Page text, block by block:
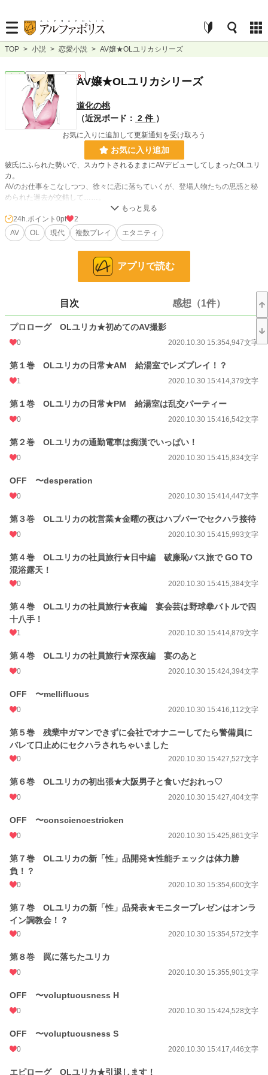
TOP > 小説 > 恋愛小説 > AV嬢★OLユリカシリーズ
完結 長編 R18AV嬢★OLユリカシリーズ
道化の桃
（近況ボード： 2 件 ）
お気に入りに追加して更新通知を受け取ろう
お気に入り追加
彼氏にふられた勢いで、スカウトされるままにAVデビューしてしまったOLユリ
カ。
AVのお仕事をこなしつつ、徐々に恋に落ちていくが、登場人物たちの思惑と秘
められた過去が交錯して……。
「OLユリカのAVシリーズ」という趣向で、基本的に一話でAV企画１本読み切り
です。ただしあまり長いときは二〜三話に分けています。
off〜はユリカのオフの日ということで、AVの撮影がない回です。
どのお話もR18表現を含みます。性描写は過激めかなと思います。ご了承くださ
（アイコンイラストは作者が描いています）
66,375 位 / 66,375 件
お気に入り 155
文字数 107,957
初回公開日時
週間ポイント
月間ポイント 742 pt (28,456 位)
年間ポイント
累計ポイント 118,798 pt (27,497 位)
24h.ポイント 0pt
2
AV
OL 現代 複数プレイ エタニティ
アプリで読む
目次 感想（1件）
プロローグ OLユリカ★初めてのAV撮影
0 2020.10.30 15:354,947文字
第１巻 OLユリカの日常★AM 給湯室でレズプレイ！？
1 2020.10.30 15:414,379文字
第１巻 OLユリカの日常★PM 給湯室は乱交パーティー
0 2020.10.30 15:416,542文字
第２巻 OLユリカの通勤電車は痴漢でいっぱい！
0 2020.10.30 15:415,834文字
OFF 〜desperation
0 2020.10.30 15:414,447文字
第３巻 OLユリカの枕営業★金曜の夜はハプバーでセクハラ接待
0 2020.10.30 15:415,993文字
第４巻 OLユリカの社員旅行★日中編 破廉恥バス旅で GO TO
混浴露天！
0 2020.10.30 15:415,384文字
第４巻 OLユリカの社員旅行★夜編 宴会芸は野球拳バトルで四
十八手！
1 2020.10.30 15:414,879文字
第４巻 OLユリカの社員旅行★深夜編 宴のあと
0 2020.10.30 15:424,394文字
OFF 〜mellifluous
0 2020.10.30 15:416,112文字
第５巻 残業中ガマンできずに会社でオナニーしてたら警備員に
バレて口止めにセクハラされちゃいました
0 2020.10.30 15:427,527文字
第６巻 OLユリカの初出張★大阪男子と食いだおれっ♡
0 2020.10.30 15:427,404文字
OFF 〜consciencestricken
0 2020.10.30 15:425,861文字
第７巻 OLユリカの新「性」品開発★性能チェックは体力勝
負！？
0 2020.10.30 15:354,600文字
第７巻 OLユリカの新「性」品発表★モニタープレゼンはオンラ
イン調教会！？
0 2020.10.30 15:354,572文字
第８巻 罠に落ちたユリカ
0 2020.10.30 15:355,901文字
OFF 〜voluptuousness H
0 2020.10.30 15:424,528文字
OFF 〜voluptuousness S
0 2020.10.30 15:417,446文字
エピローグ OLユリカ★引退します！